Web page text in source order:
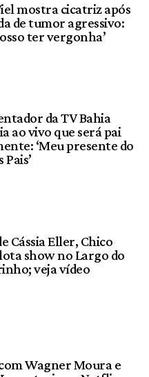
mostra cicatriz após
de tumor agressivo:
ter vergonha’
da TV Bahia
ao vivo que será pai
‘Meu presente do
Pais’
Cássia Eller, Chico
show no Largo do
veja vídeo
Wagner Moura e